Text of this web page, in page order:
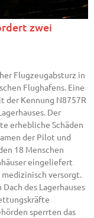
zwei
Flugzeugabsturz in
Flughafens. Eine
der Kennung N8757R
Der
erhebliche Schäden
der Pilot und
18 Menschen
eingeliefert
versorgt.
des Lagerhauses
sperrten das